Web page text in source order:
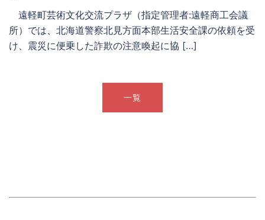
遠軽町芸術文化交流プラザ（指定管理者:遠軽商工会議
所）では、北海道警察北見方面本部生活安全課の依頼を受
け、震災に便乗した詐欺の注意喚起に協 […]
一覧